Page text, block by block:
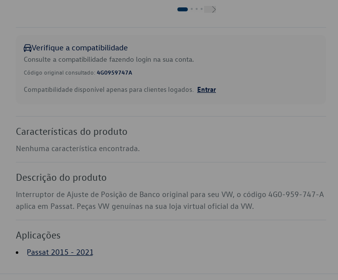
Verifique a compatibilidade
Consulte a compatibilidade fazendo login na sua conta.
Código original consultado: 4G0959747A
Compatibilidade disponível apenas para clientes logados. Entrar
Características do produto
Nenhuma característica encontrada.
Descrição do produto
Interruptor de Ajuste de Posição de Banco original para seu VW, o código 4G0-959-747-A
aplica em Passat. Peças VW genuínas na sua loja virtual oficial da VW.
Aplicações
Passat 2015 - 2021